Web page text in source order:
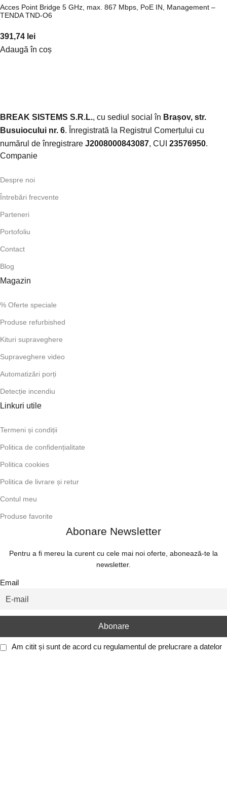
Acces Point Bridge 5 GHz, max. 867 Mbps, PoE IN, Management –
TENDA TND-O6
391,74 lei
Adaugă în coș
BREAK SISTEMS S.R.L., cu sediul social în Brașov, str.
Busuiocului nr. 6. Înregistrată la Registrul Comerțului cu
numărul de înregistrare J2008000843087, CUI 23576950.​
Companie
Despre noi
Întrebări frecvente
Parteneri
Portofoliu
Contact
Blog
Magazin
% Oferte speciale
Produse refurbished
Kituri supraveghere
Supraveghere video
Automatizări porți
Detecție incendiu
Linkuri utile
Termeni și condiții
Politica de confidențialitate
Politica cookies
Politica de livrare și retur
Contul meu
Produse favorite
Abonare Newsletter
Pentru a fi mereu la curent cu cele mai noi oferte, abonează-te la
newsletter.
Email
Am citit și sunt de acord cu regulamentul de prelucrare a datelor